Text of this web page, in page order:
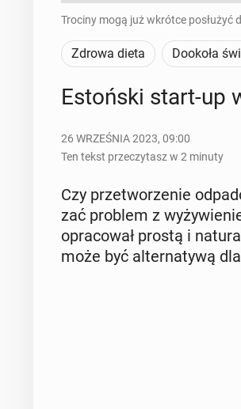
Trociny mogą już wkrótce posłużyć
Zdrowa dieta Dookoła
Es­toń­ski start-up
26 WRZEŚNIA 2023, 09:00
Ten tekst przeczytasz w 2 minuty
Czy prze­two­rze­nie
zać problem z
opra­co­wał prostą i
może być al­ter­na­ty­wą